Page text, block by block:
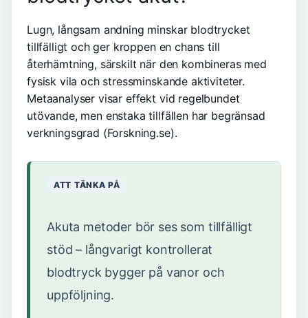
Lugn, långsam andning minskar blodtrycket
tillfälligt och ger kroppen en chans till
återhämtning, särskilt när den kombineras med
fysisk vila och stressminskande aktiviteter.
Metaanalyser visar effekt vid regelbundet
utövande, men enstaka tillfällen har begränsad
verkningsgrad (Forskning.se).
ATT TÄNKA PÅ
Akuta metoder bör ses som tillfälligt
stöd – långvarigt kontrollerat
blodtryck bygger på vanor och
uppföljning.